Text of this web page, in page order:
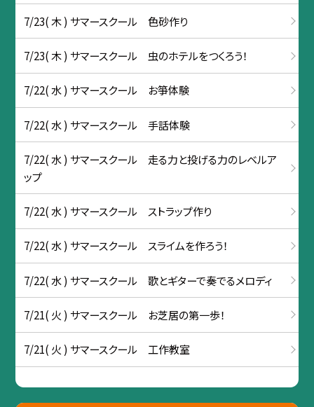
7/23( 木 ) サマースクール 色砂作り
7/23( 木 ) サマースクール 虫のホテルをつくろう！
7/22( 水 ) サマースクール お箏体験
7/22( 水 ) サマースクール 手話体験
7/22( 水 ) サマースクール 走る力と投げる力のレベルア
ップ
7/22( 水 ) サマースクール ストラップ作り
7/22( 水 ) サマースクール スライムを作ろう！
7/22( 水 ) サマースクール 歌とギターで奏でるメロディ
7/21( 火 ) サマースクール お芝居の第一歩！
7/21( 火 ) サマースクール 工作教室